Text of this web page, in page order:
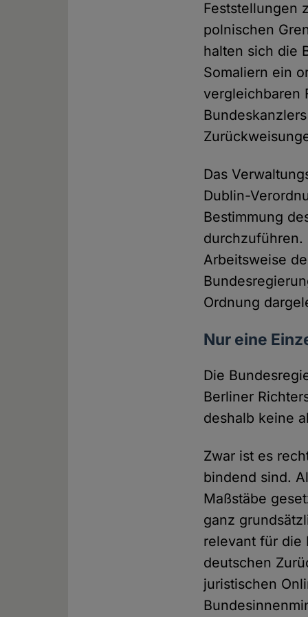
Feststellungen
polnischen
halten sich die
Somaliern ein
vergleichbaren
Das
Dublin-
Bestimmung
durchzuführen.
Arbeitsweise
Ordnung
Nur eine
Die
Berliner
deshalb keine
Zwar ist es
bindend sind.
Maßstäbe
ganz
relevant für die
deutschen
juristischen